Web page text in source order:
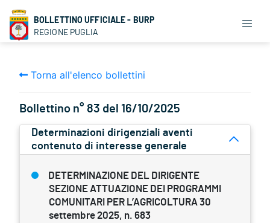
BOLLETTINO UFFICIALE - BURP
REGIONE PUGLIA
Torna all'elenco bollettini
Bollettino n° 83 del 16/10/2025
Determinazioni dirigenziali aventi
contenuto di interesse generale
DETERMINAZIONE DEL DIRIGENTE
SEZIONE ATTUAZIONE DEI PROGRAMMI
COMUNITARI PER L’AGRICOLTURA 30
settembre 2025, n. 683